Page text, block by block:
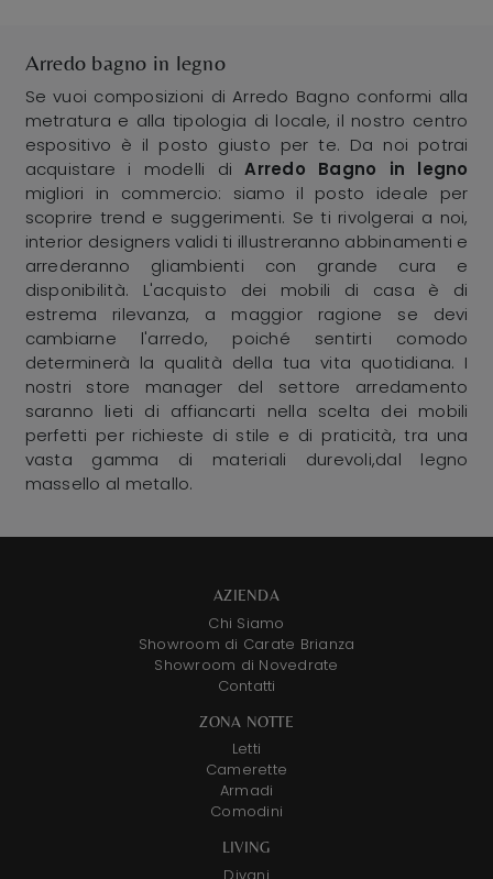
Arredo bagno in legno
Se vuoi composizioni di Arredo Bagno conformi alla
metratura e alla tipologia di locale, il nostro centro
espositivo è il posto giusto per te. Da noi potrai
acquistare i modelli diArredo Bagno
in legno
migliori in commercio: siamo il posto ideale per
scoprire trend e suggerimenti. Se ti rivolgerai a noi,
interior designers validi ti illustreranno abbinamenti e
arrederanno gliambienti con grande cura e
disponibilità. L'acquisto dei mobili di casa è di
estrema rilevanza, a maggior ragione se devi
cambiarne l'arredo, poiché sentirti comodo
determinerà la qualità della tua vita quotidiana. I
nostri store manager del settore arredamento
saranno lieti di affiancarti nella scelta dei mobili
perfetti per richieste di stile e di praticità, tra una
vasta gamma di materiali durevoli,dal legno
massello al metallo.
LIVING
ZONA NOTTE
Letti
Camerette
Armadi
Comodini
AZIENDA
Chi Siamo
Showroom di Carate Brianza
Showroom di Novedrate
Contatti